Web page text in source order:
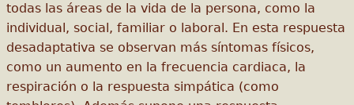
todas las áreas de la vida de la persona, como la
individual, social, familiar o laboral. En esta respuesta
desadaptativa se observan más síntomas físicos,
como un aumento en la frecuencia cardiaca, la
respiración o la respuesta simpática (como